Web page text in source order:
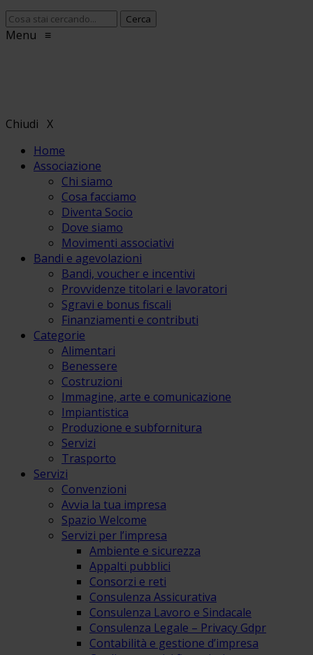
Menu ≡
Chiudi X
Home
Associazione
Chi siamo
Cosa facciamo
Diventa Socio
Dove siamo
Movimenti associativi
Bandi e agevolazioni
Bandi, voucher e incentivi
Provvidenze titolari e lavoratori
Sgravi e bonus fiscali
Finanziamenti e contributi
Categorie
Alimentari
Benessere
Costruzioni
Immagine, arte e comunicazione
Impiantistica
Produzione e subfornitura
Servizi
Trasporto
Servizi
Convenzioni
Avvia la tua impresa
Spazio Welcome
Servizi per l’impresa
Ambiente e sicurezza
Appalti pubblici
Consorzi e reti
Consulenza Assicurativa
Consulenza Lavoro e Sindacale
Consulenza Legale – Privacy Gdpr
Contabilità e gestione d’impresa